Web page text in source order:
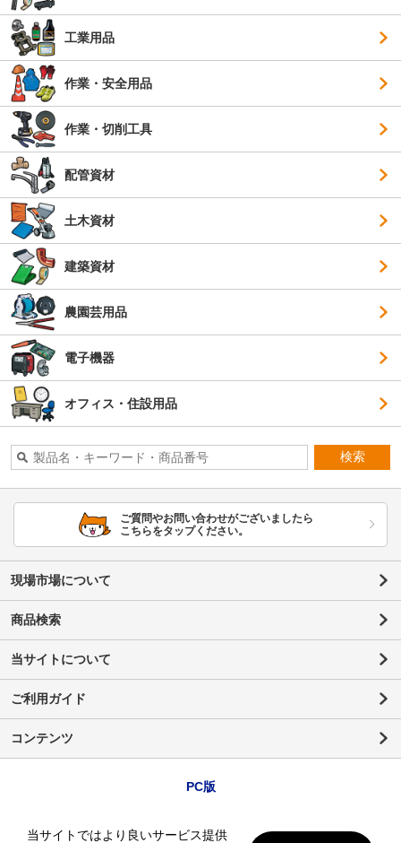
工業用品
作業・安全用品
作業・切削工具
配管資材
土木資材
建築資材
農園芸用品
電子機器
オフィス・住設用品
検索
ご質問やお問い合わせがございましたら
こちらをタップください。
現場市場について
商品検索
当サイトについて
ご利用ガイド
コンテンツ
PC版
当サイトではより良いサービス提供